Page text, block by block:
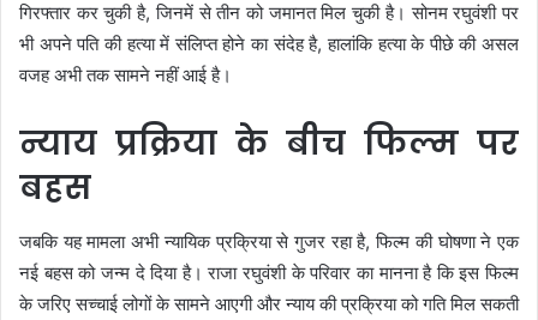
गिरफ्तार कर चुकी है, जिनमें से तीन को जमानत मिल चुकी है। सोनम रघुवंशी पर
भी अपने पति की हत्या में संलिप्त होने का संदेह है, हालांकि हत्या के पीछे की असल
वजह अभी तक सामने नहीं आई है।
न्याय प्रक्रिया के बीच फिल्म पर
बहस
जबकि यह मामला अभी न्यायिक प्रक्रिया से गुजर रहा है, फिल्म की घोषणा ने एक
नई बहस को जन्म दे दिया है। राजा रघुवंशी के परिवार का मानना है कि इस फिल्म
के जरिए सच्चाई लोगों के सामने आएगी और न्याय की प्रक्रिया को गति मिल सकती